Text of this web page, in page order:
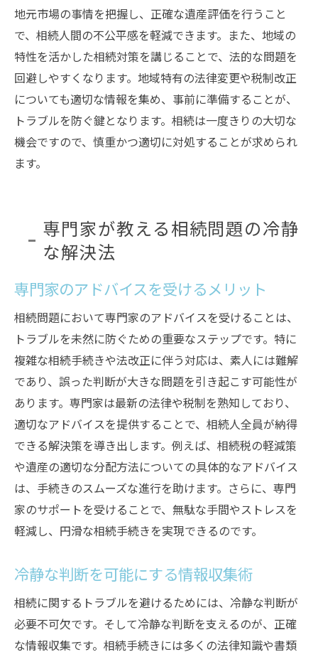
地元市場の事情を把握し、正確な遺産評価を行うこと
で、相続人間の不公平感を軽減できます。また、地域の
特性を活かした相続対策を講じることで、法的な問題を
回避しやすくなります。地域特有の法律変更や税制改正
についても適切な情報を集め、事前に準備することが、
トラブルを防ぐ鍵となります。相続は一度きりの大切な
機会ですので、慎重かつ適切に対処することが求められ
ます。
専門家が教える相続問題の冷静
な解決法
専門家のアドバイスを受けるメリット
相続問題において専門家のアドバイスを受けることは、
トラブルを未然に防ぐための重要なステップです。特に
複雑な相続手続きや法改正に伴う対応は、素人には難解
であり、誤った判断が大きな問題を引き起こす可能性が
あります。専門家は最新の法律や税制を熟知しており、
適切なアドバイスを提供することで、相続人全員が納得
できる解決策を導き出します。例えば、相続税の軽減策
や遺産の適切な分配方法についての具体的なアドバイス
は、手続きのスムーズな進行を助けます。さらに、専門
家のサポートを受けることで、無駄な手間やストレスを
軽減し、円滑な相続手続きを実現できるのです。
冷静な判断を可能にする情報収集術
相続に関するトラブルを避けるためには、冷静な判断が
必要不可欠です。そして冷静な判断を支えるのが、正確
な情報収集です。相続手続きには多くの法律知識や書類